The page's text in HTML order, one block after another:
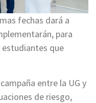
fechas dará a
para
que
entre la UG y
de riesgo,